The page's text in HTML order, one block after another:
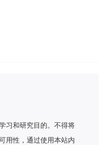
习和研究目的。不得将
用性，通过使用本站内